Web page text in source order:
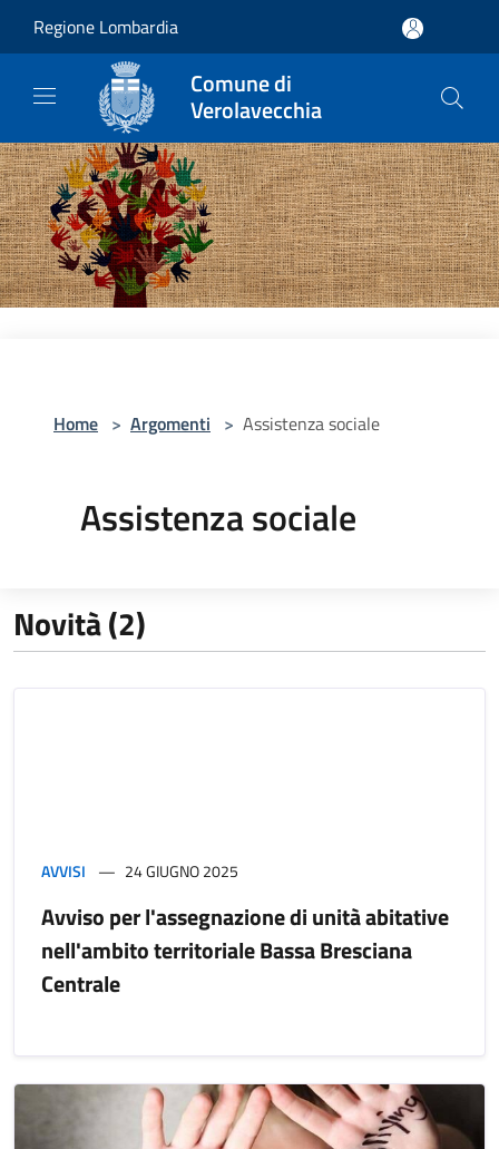
Regione Lombardia
Comune di
Verolavecchia
Home > Argomenti > Assistenza sociale
Assistenza sociale
Novità (2)
AVVISI 24 GIUGNO 2025
Avviso per l'assegnazione di unità abitative
nell'ambito territoriale Bassa Bresciana
Centrale